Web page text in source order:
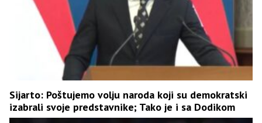
Sijarto: Poštujemo volju naroda koji su demokratski
izabrali svoje predstavnike; Tako je i sa Dodikom